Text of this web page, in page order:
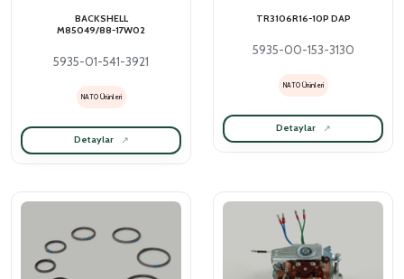
BACKSHELL
M85049/88-17W02
5935-01-541-3921
NATO Ürünleri
Detaylar
TR3106R16-10P DAP
5935-00-153-3130
NATO Ürünleri
Detaylar